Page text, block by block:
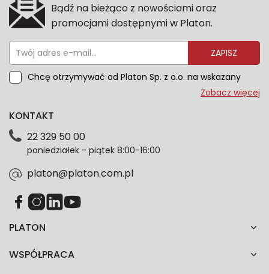
Bądź na bieżąco z nowościami oraz
promocjami dostępnymi w Platon.
ZAPISZ
Chcę otrzymywać od Platon Sp. z o.o. na wskazany
przeze mnie adres e-mail informacje marketingowe
dotyczące danych osobowych znajdziesz w naszej
każdym czasie. Wycofanie zgody nie wpłynie na
zgodność z prawem przetwarzania dokonanego przed
Zobacz więcej
PLATON
WSPÓŁPRACA
KONTAKT
22 329 50 00
poniedziałek - piątek 8:00-16:00
platon@platon.com.pl